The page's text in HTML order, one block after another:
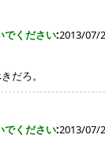
でください:2013/07/
だろ。
でください:2013/07/